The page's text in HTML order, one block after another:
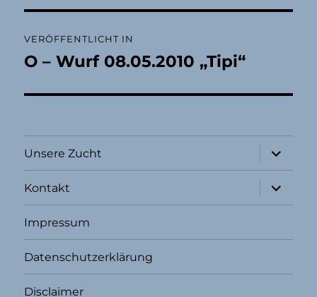
VERÖFFENTLICHT IN
O – Wurf 08.05.2010 „Tipi“
Unsere Zucht
öffnen
Kontakt
öffnen
Impressum
Datenschutzerklärung
Disclaimer